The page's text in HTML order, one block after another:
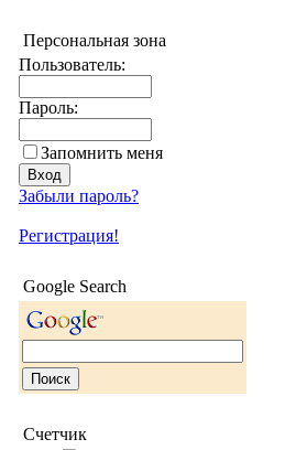
Персональная зона
Пользователь:
Пароль:
Запомнить меня
Забыли пароль?
Регистрация!
Google Search
Счетчик